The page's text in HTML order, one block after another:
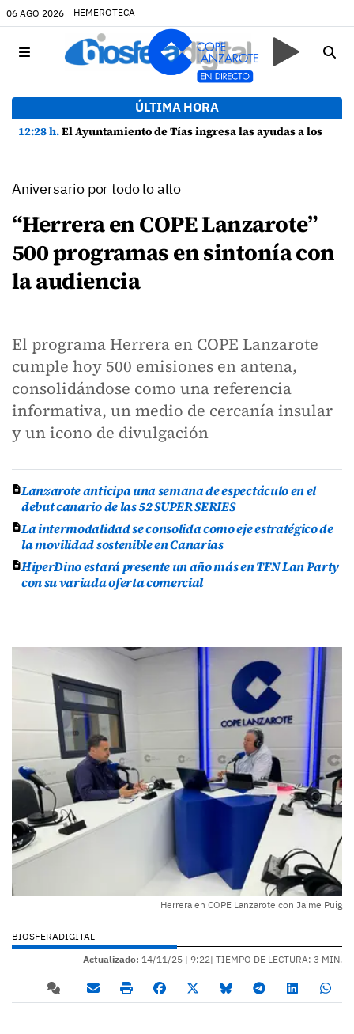
06 AGO 2026 HEMEROTECA
ÚLTIMA HORA
12:28 h.El Ayuntamiento de Tías ingresa las ayudas a los estudiantes del municipio
Aniversario por todo lo alto
“Herrera en COPE Lanzarote”
500 programas en sintonía con
la audiencia
El programa Herrera en COPE Lanzarote
cumple hoy 500 emisiones en antena,
consolidándose como una referencia
informativa, un medio de cercanía insular
y un icono de divulgación
Lanzarote anticipa una semana de espectáculo en el
debut canario de las 52 SUPER SERIES
La intermodalidad se consolida como eje estratégico de
la movilidad sostenible en Canarias
HiperDino estará presente un año más en TFN Lan Party
con su variada oferta comercial
Herrera en COPE Lanzarote con Jaime Puig
BIOSFERADIGITAL
Actualizado: 14/11/25 | 9:22| TIEMPO DE LECTURA: 3 MIN.